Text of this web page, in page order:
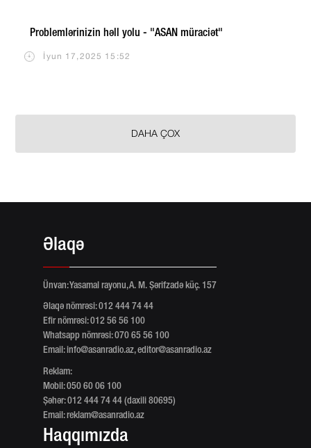
Problemlərinizin həll yolu - "ASAN müraciət"
İyun 17,2025 15:52
DAHA ÇOX
Əlaqə
Ünvan: Yasamal rayonu, A. M. Şərifzadə küç. 157
Əlaqə nömrəsi: 012 444 74 44
Efir nömrəsi: 012 56 56 100
Whatsapp nömrəsi: 070 65 56 100
Email:info@asanradio.az,editor@asanradio.az
Reklam:
Mobil: 050 60 06 100
Şəhər: 012 444 74 44 (daxili 80695)
Email:reklam@asanradio.az
Haqqımızda